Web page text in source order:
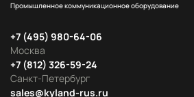
Промышленное коммуникационное оборудование
Москва
+7 (495) 980-64-06
sales@kyland-rus.ru
Санкт-Петербург
+7 (812) 326-59-24